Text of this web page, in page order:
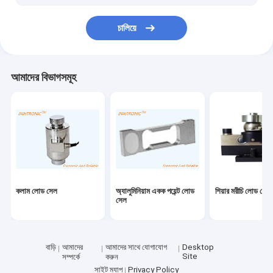
চালিয়ে
আমাদের বিভাগসমূহ
কলাম লোড সেল
অ্যালুমিনিয়াম একক পয়েন্ট লোড
সেল
শিয়ার মরীচি লোড সেল
বাড়ি
আমাদের
সম্পর্কে
আমাদের সাথে যোগাযোগ
করুন
Desktop
Site
সাইট ম্যাপ
Privacy Policy